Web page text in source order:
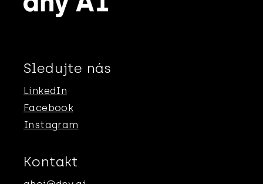
Sledujte nás
LinkedIn
Facebook
Instagram
Kontakt